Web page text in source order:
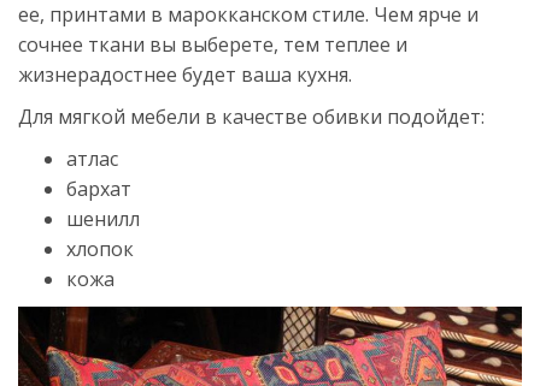
ее, принтами в марокканском стиле. Чем ярче и
сочнее ткани вы выберете, тем теплее и
жизнерадостнее будет ваша кухня.
Для мягкой мебели в качестве обивки подойдет:
атлас
бархат
шенилл
хлопок
кожа